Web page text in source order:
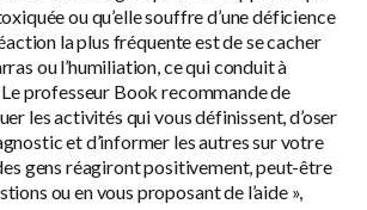
ou qu’elle souffre d’une déficience
la plus fréquente est de se cacher
ou l’humiliation, ce qui conduit à
professeur Book recommande de
les activités qui vous définissent, d’oser
et d’informer les autres sur votre
gens réagiront positivement, peut-être
ou en vous proposant de l’aide »,